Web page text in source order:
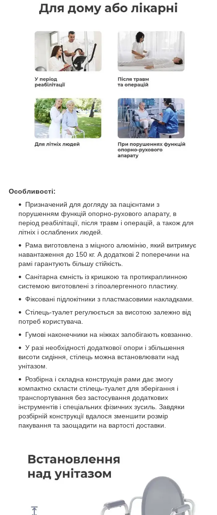
Особливості:
Призначений для догляду за пацієнтами з
порушенням функцій опорно-рухового апарату, в
період реабілітації, після травм і операцій, а також для
літніх і ослаблених людей.
Рама виготовлена з міцного алюмінію, який витримує
навантаження до 150 кг. А додаткові 2 поперечини на
рамі гарантують більшу стійкість.
Санітарна ємність із кришкою та протикраплинною
системою виготовлені з гіпоалергенного пластику.
Фіксовані підлокітники з пластмасовими накладками.
Стілець-туалет регулюється за висотою залежно від
потреб користувача.
Гумові наконечники на ніжках запобігають ковзанню.
У разі необхідності додаткової опори і збільшення
висоти сидіння, стілець можна встановлювати над
унітазом.
Розбірна і складна конструкція рами дає змогу
компактно скласти стілець-туалет для зберігання і
транспортування без застосування додаткових
інструментів і спеціальних фізичних зусиль. Завдяки
розбірній конструкції вдалося зменшити розмір
пакування та заощадити на вартості доставки.